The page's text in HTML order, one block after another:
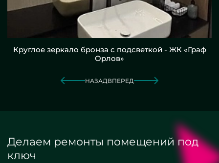
Круглое зеркало бронза с подсветкой - ЖК «Граф
Орлов»
НАЗАД ВПЕРЕД
Делаем ремонты помещений под
ключ